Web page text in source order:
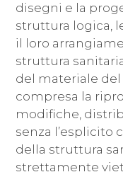
disegni e la
struttura logica,
il loro
struttura
del materiale
compresa la
modifiche,
senza l’esplicito
della struttura
strettamente